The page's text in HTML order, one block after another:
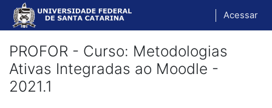
Ir para o conteúdo principal
Acessar
PROFOR - Curso: Metodologias
Ativas Integradas ao Moodle -
2021.1